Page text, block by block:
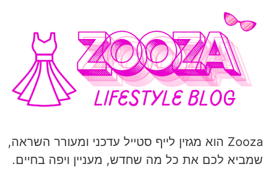
Zooza הוא מגזין לייף סטייל עדכני ומעורר השראה,
שמביא לכם את כל מה שחדש, מעניין ויפה בחיים.